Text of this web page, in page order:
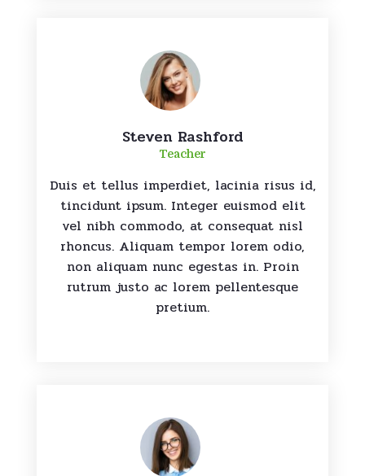
Steven Rashford
Teacher
Duis et tellus imperdiet, lacinia risus id,
tincidunt ipsum. Integer euismod elit
vel nibh commodo, at consequat nisl
rhoncus. Aliquam tempor lorem odio,
non aliquam nunc egestas in. Proin
rutrum justo ac lorem pellentesque
pretium.